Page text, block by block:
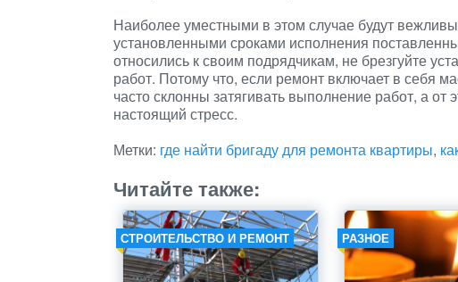
Наиболее уместными в этом случае будут
установленными сроками исполнения
относились к своим подрядчикам, не брезгуйте
работ. Потому что, если ремонт включает в себя
часто склонны затягивать выполнение работ, а от
настоящий стресс.
Метки: где найти бригаду для ремонта квартиры,
Читайте также:
СТРОИТЕЛЬСТВО И РЕМОНТ РАЗНОЕ